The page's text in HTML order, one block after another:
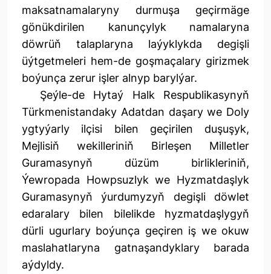
maksatnamalaryny durmuşa geçirmäge
gönükdirilen kanunçylyk namalaryna
döwrüň talaplaryna laýyklykda degişli
üýtgetmeleri hem-de goşmaçalary girizmek
boýunça zerur işler alnyp barylýar.
Şeýle-de Hytaý Halk Respublikasynyň
Türkmenistandaky Adatdan daşary we Doly
ygtyýarly ilçisi bilen geçirilen duşuşyk,
Mejlisiň wekilleriniň Birleşen Milletler
Guramasynyň düzüm birlikleriniň,
Ýewropada Howpsuzlyk we Hyzmatdaşlyk
Guramasynyň ýurdumyzyň degişli döwlet
edaralary bilen bilelikde hyzmatdaşlygyň
dürli ugurlary boýunça geçiren iş we okuw
maslahatlaryna gatnaşandyklary barada
aýdyldy.